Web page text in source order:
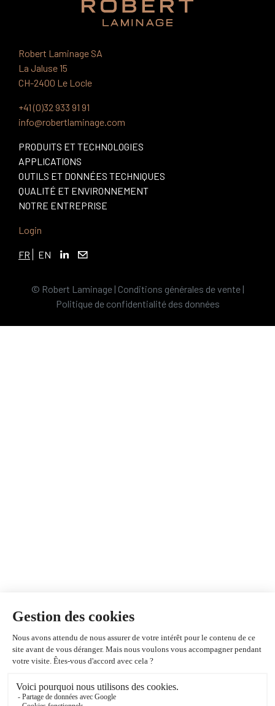
Robert Laminage SA
La Jaluse 15
CH-2400 Le Locle
+41 (0)32 933 91 91
info@robertlaminage.com
PRODUITS ET TECHNOLOGIES
APPLICATIONS
OUTILS ET DONNÉES TECHNIQUES
QUALITÉ ET ENVIRONNEMENT
NOTRE ENTREPRISE
Login
FR EN
© Robert Laminage | Conditions générales de vente|
Politique de confidentialité des données